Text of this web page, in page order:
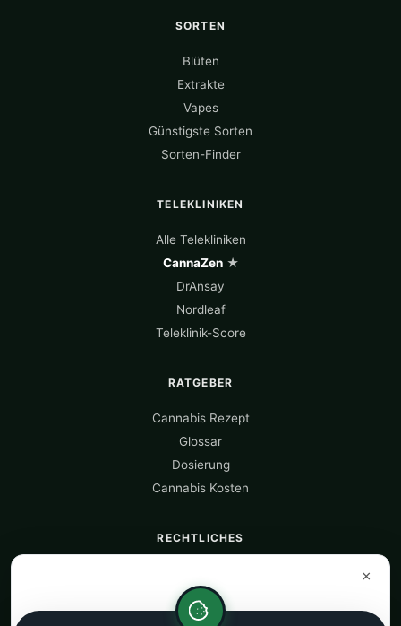
SORTEN
Blüten
Extrakte
Vapes
Günstigste Sorten
Sorten-Finder
TELEKLINIKEN
Alle Telekliniken
CannaZen★
DrAnsay
Nordleaf
Teleklinik-Score
RATGEBER
Cannabis Rezept
Glossar
Dosierung
Cannabis Kosten
RECHTLICHES
Datenquellen
Datenschutz
×